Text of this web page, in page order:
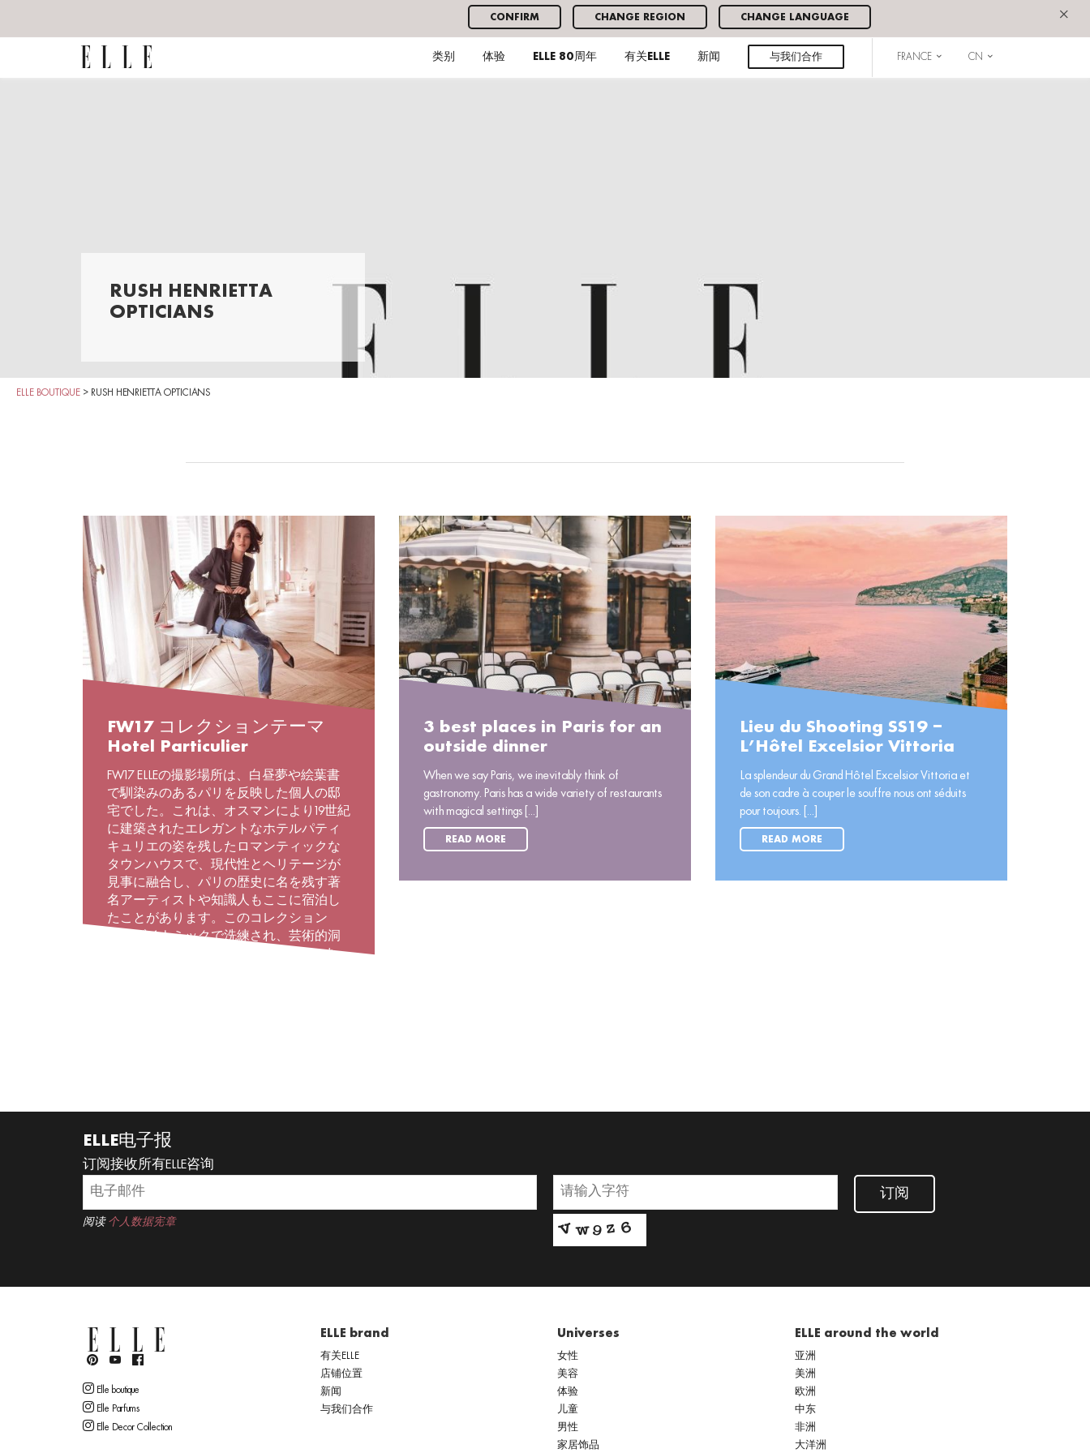
CONFIRM CHANGE REGION CHANGE LANGUAGE ×
类别 体验 ELLE 80周年 有关ELLE 新闻 与我们合作 FRANCE CN
RUSH HENRIETTA
OPTICIANS
ELLE BOUTIQUE > RUSH HENRIETTA OPTICIANS
FW17 コレクションテーマ
Hotel Particulier
FW17 ELLEの撮影場所は、白昼夢や絵葉書
で馴染みのあるパリを反映した個人の邸
宅でした。これは、オスマンにより19世紀
に建築されたエレガントなホテルパティ
キュリエの姿を残したロマンティックな
タウンハウスで、現代性とヘリテージが
見事に融合し、パリの歴史に名を残す著
名アーティストや知識人もここに宿泊し
たことがあります。このコレクション
は、ダイナミックで洗練され、芸術的洞
察に富む完全なELLE女性を反映していま
3 best places in Paris for an
outside dinner
When we say Paris, we inevitably think of
gastronomy. Paris has a wide variety of restaurants
with magical settings [...]
READ MORE
Lieu du Shooting SS19 –
L’Hôtel Excelsior Vittoria
La splendeur du Grand Hôtel Excelsior Vittoria et
de son cadre à couper le souffre nous ont séduits
pour toujours. [...]
READ MORE
ELLE电子报
订阅接收所有ELLE咨询
阅读 个人数据宪章
订阅
Elle boutique
Elle Parfums
Elle Decor Collection
ELLE brand
有关ELLE
店铺位置
新闻
与我们合作
Universes
女性
美容
体验
儿童
男性
家居饰品
ELLE around the world
亚洲
美洲
欧洲
中东
非洲
大洋洲